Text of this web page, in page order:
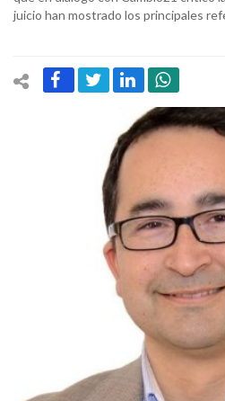
juicio han mostrado los principales